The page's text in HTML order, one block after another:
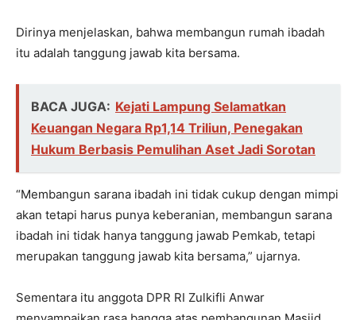
Dirinya menjelaskan, bahwa membangun rumah ibadah
itu adalah tanggung jawab kita bersama.
BACA JUGA: Kejati Lampung Selamatkan
Keuangan Negara Rp1,14 Triliun, Penegakan
Hukum Berbasis Pemulihan Aset Jadi Sorotan
“Membangun sarana ibadah ini tidak cukup dengan mimpi
akan tetapi harus punya keberanian, membangun sarana
ibadah ini tidak hanya tanggung jawab Pemkab, tetapi
merupakan tanggung jawab kita bersama,” ujarnya.
Sementara itu anggota DPR RI Zulkifli Anwar